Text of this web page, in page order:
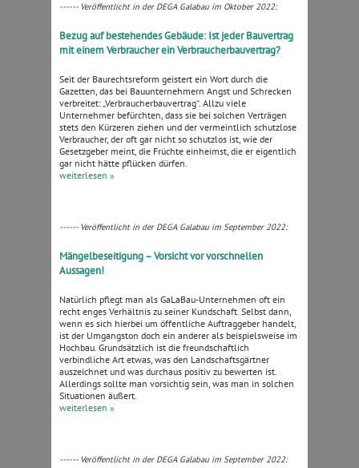
------ Veröffentlicht in der DEGA Galabau im Oktober 2022:
Bezug auf bestehendes Gebäude: Ist jeder Bauvertrag
mit einem Verbraucher ein Verbraucherbauvertrag?
Seit der Baurechtsreform geistert ein Wort durch die
Gazetten, das bei Bauunternehmern Angst und Schrecken
verbreitet: „Verbraucherbauvertrag“. Allzu viele
Unternehmer befürchten, dass sie bei solchen Verträgen
stets den Kürzeren ziehen und der vermeintlich schutzlose
Verbraucher, der oft gar nicht so schutzlos ist, wie der
Gesetzgeber meint, die Früchte einheimst, die er eigentlich
gar nicht hätte pflücken dürfen.
weiterlesen »
------ Veröffentlicht in der DEGA Galabau im September 2022:
Mängelbeseitigung – Vorsicht vor vorschnellen
Aussagen!
Natürlich pflegt man als GaLaBau-Unternehmen oft ein
recht enges Verhältnis zu seiner Kundschaft. Selbst dann,
wenn es sich hierbei um öffentliche Auftraggeber handelt,
ist der Umgangston doch ein anderer als beispielsweise im
Hochbau. Grundsätzlich ist die freundschaftlich
verbindliche Art etwas, was den Landschaftsgärtner
auszeichnet und was durchaus positiv zu bewerten ist.
Allerdings sollte man vorsichtig sein, was man in solchen
Situationen äußert.
weiterlesen »
------ Veröffentlicht in der DEGA Galabau im September 2022: